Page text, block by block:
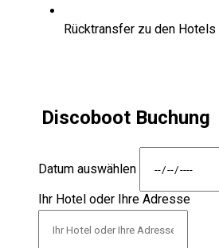
Rücktransfer zu den Hotels
Discoboot Buchung
Datum auswählen
Ihr Hotel oder Ihre Adresse